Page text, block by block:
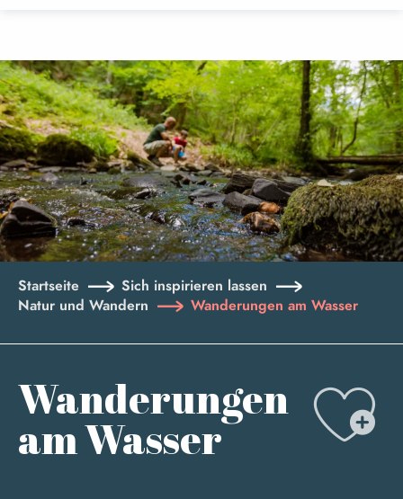
contenu
principal
Startseite
Sich inspirieren lassen
Natur und Wandern
Wanderungen am Wasser
Wanderungen
am Wasser